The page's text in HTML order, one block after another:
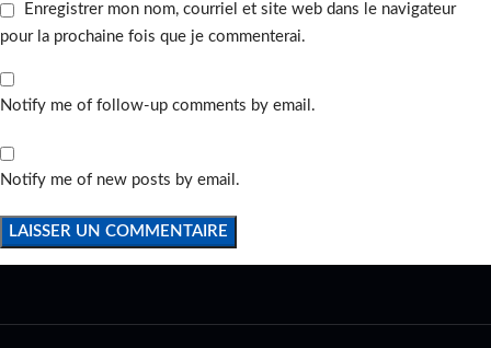
Enregistrer mon nom, courriel et site web dans le navigateur
pour la prochaine fois que je commenterai.
Notify me of follow-up comments by email.
Notify me of new posts by email.